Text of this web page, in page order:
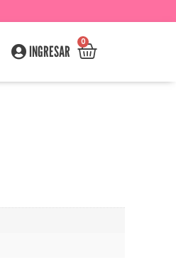
INGRESAR
0